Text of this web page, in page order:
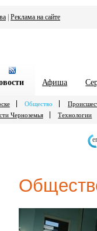
Реклама на сайте
Афиша
Общество
Черноземья
Технологии